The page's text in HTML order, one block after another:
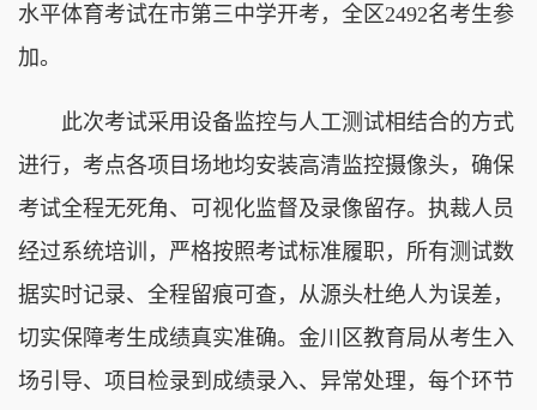
水平体育考试在市第三中学开考，全区2492名考生参
加。
此次考试采用设备监控与人工测试相结合的方式
进行，考点各项目场地均安装高清监控摄像头，确保
考试全程无死角、可视化监督及录像留存。执裁人员
经过系统培训，严格按照考试标准履职，所有测试数
据实时记录、全程留痕可查，从源头杜绝人为误差，
切实保障考生成绩真实准确。金川区教育局从考生入
场引导、项目检录到成绩录入、异常处理，每个环节